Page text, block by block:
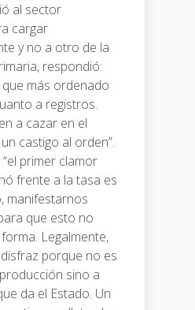
al sector
cargar
y no a otro de la
respondió:
que más ordenado
a registros.
a cazar en el
castigo al orden”.
primer clamor
frente a la tasa es
manifestarnos
que esto no
Legalmente,
porque no es
sino a
da el Estado. Un